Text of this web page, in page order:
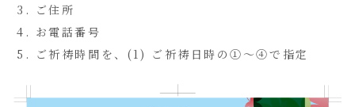
ご住所
お電話番号
ご祈祷時間を、(1) ご祈祷日時の①〜④で指定